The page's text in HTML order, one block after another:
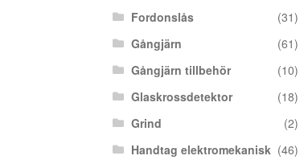
Fordonslås
(31)
Gångjärn
(61)
Gångjärn tillbehör
(10)
Glaskrossdetektor
(18)
Grind
(2)
Handtag elektromekanisk (46)